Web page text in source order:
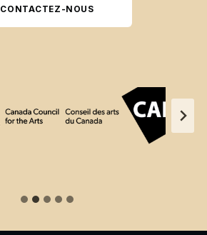
CONTACTEZ-NOUS